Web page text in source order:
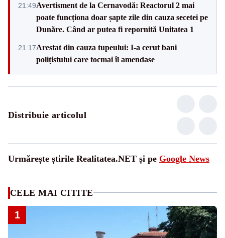
21:49Avertisment de la Cernavodă: Reactorul 2 mai
poate funcționa doar șapte zile din cauza secetei pe
Dunăre. Când ar putea fi repornită Unitatea 1
21:17Arestat din cauza tupeului: I-a cerut bani
polițistului care tocmai îl amendase
Distribuie articolul
Urmărește știrile Realitatea.NET și pe Google News
CELE MAI CITITE
1